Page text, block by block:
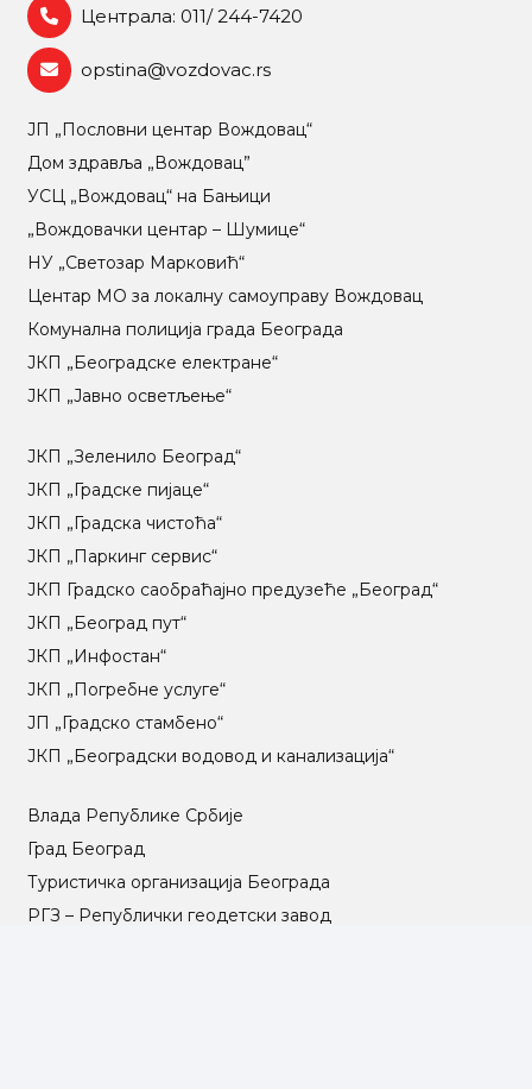
Централа: 011/ 244-7420
opstina@vozdovac.rs
ЈП „Пословни центар Вождовац“
Дом здравља „Вождовац”
УСЦ „Вождовац“ на Бањици
„Вождовачки центар – Шумице“
НУ „Светозар Марковић“
Центар МO за локалну самоуправу Вождовац
Комунална полиција града Београда
ЈКП „Београдске електране“
ЈКП „Јавно осветљење“
ЈКП „Зеленило Београд“
ЈКП „Градске пијаце“
ЈКП „Градска чистоћа“
ЈКП „Паркинг сервис“
ЈКП Градско саобраћајно предузеће „Београд“
ЈКП „Београд пут“
ЈКП „Инфостан“
ЈКП „Погребне услуге“
ЈП „Градско стамбено“
ЈКП „Београдски водовод и канализација“
Влада Републике Србије
Град Београд
Туристичка организација Београда
РГЗ – Републички геодетски завод